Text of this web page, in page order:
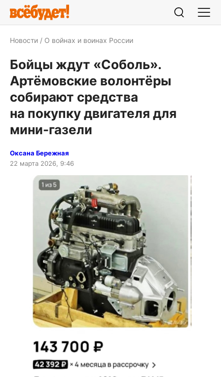
Новости О войнах и воинах России
Бойцы ждут «Соболь».
Артёмовские волонтёры
собирают средства
на покупку двигателя для
мини-газели
Оксана Бережная
22 марта 2026, 9:46